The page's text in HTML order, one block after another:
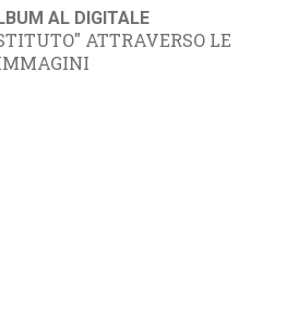
AL DIGITALE
ATTRAVERSO LE